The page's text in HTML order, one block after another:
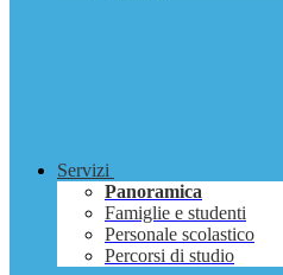
Servizi
Panoramica
Famiglie e studenti
Personale scolastico
Percorsi di studio